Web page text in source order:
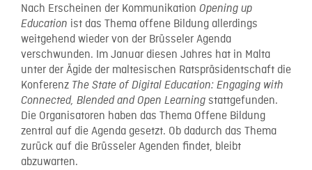
Nach Erscheinen der Kommunikation Opening up
Education ist das Thema offene Bildung allerdings
weitgehend wieder von der Brüsseler Agenda
verschwunden. Im Januar diesen Jahres hat in Malta
unter der Ägide der maltesischen Ratspräsidentschaft die
Konferenz The State of Digital Education: Engaging with
Connected, Blended and Open Learning stattgefunden.
Die Organisatoren haben das Thema Offene Bildung
zentral auf die Agenda gesetzt. Ob dadurch das Thema
zurück auf die Brüsseler Agenden findet, bleibt
abzuwarten.